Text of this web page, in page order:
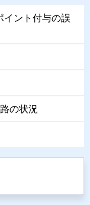
イント付与の誤
の状況